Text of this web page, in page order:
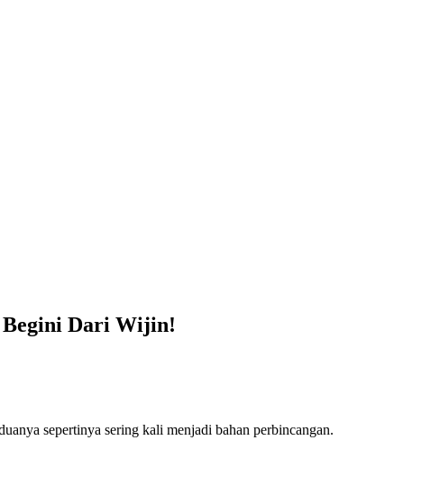
Begini Dari Wijin!
sepertinya sering kali menjadi bahan perbincangan.